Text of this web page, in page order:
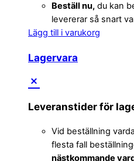
Beställ nu, du kan
levererar så snart
Lägg till i varukorg
Lagervara
Leveranstider för
Vid beställning
flesta fall
nästkommande